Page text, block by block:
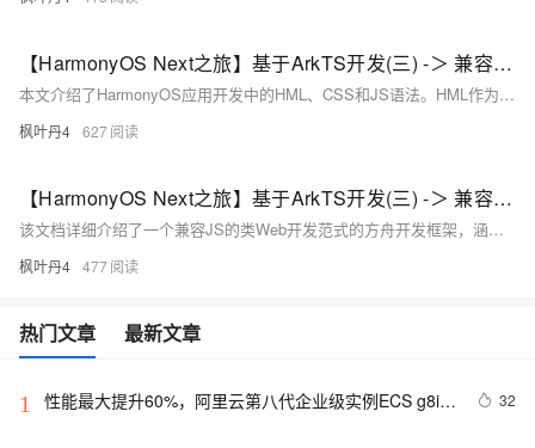
【HarmonyOS Next之旅】基于ArkTS开发(三) -＞ 兼容JS的类Web开发(二)
本文介绍了HarmonyOS应用开发中的HML、CSS和JS语法。HML作为标记语言，支持数据绑定、事件处理、列表渲染等功能；CSS用于样式定义，涵盖尺寸单位、样式导入、选择器及伪类等特性；JS实现业务逻辑，包括ES6语法支持、对象属性、数据方法及事件处理。通过具体代码示例，详细解析了页面构建与交互的实现方式，为开发者提供全面的技术指导。
枫叶丹4 627
【HarmonyOS Next之旅】基于ArkTS开发(三) -＞ 兼容JS的类Web开发(一)
该文档详细介绍了一个兼容JS的类Web开发范式的方舟开发框架，涵盖概述、文件组织、js标签配置及app.js等内容。框架采用HML、CSS、JavaScript三段式开发方式，支持单向数据绑定，适合中小型应用开发。文件组织部分说明了目录结构、访问规则和媒体文件格式；js标签配置包括实例名称、页面路由和窗口样式信息；app.js则描述了应用生命周期与对象管理。整体内容旨在帮助开发者快速构建基于方舟框架的应用程序。
枫叶丹4 477
热门文章 最新文章
1
性能最大提升60%，阿里云第八代企业级实例ECS g8i正
32